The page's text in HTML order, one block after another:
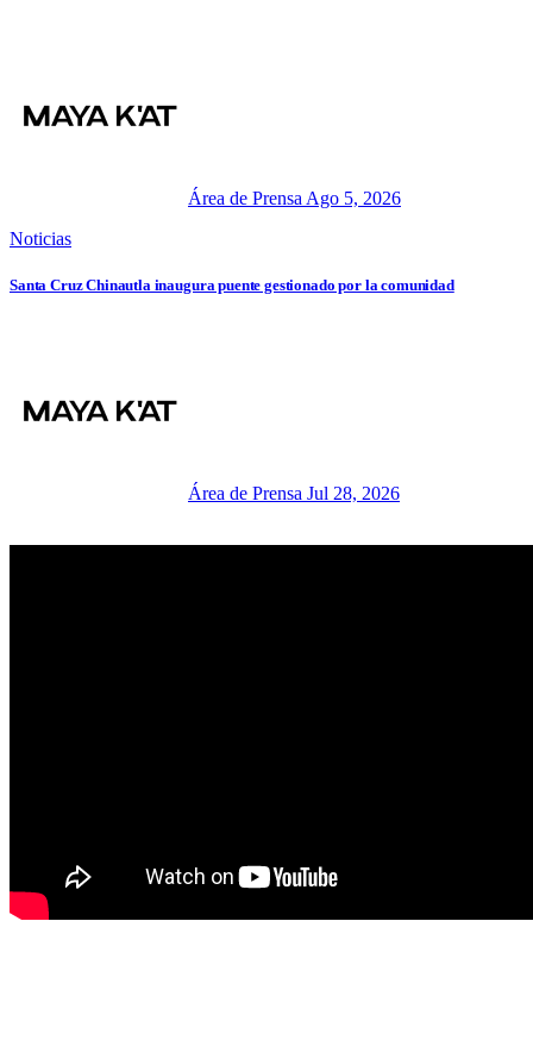
Área de Prensa Ago 5, 2026
Noticias
Santa Cruz Chinautla inaugura puente gestionado por la comunidad
Área de Prensa Jul 28, 2026